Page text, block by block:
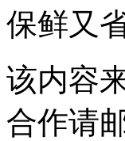
保鲜又
该内容
合作请